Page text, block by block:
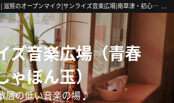
皆で歌おう！歌声コンサート♪ | 滋賀のオープンマイク|サンライズ音楽広場|南草津・初心者歓迎
ズ音楽広場（青春
ゃぼん玉）
居の低い音楽の場♪